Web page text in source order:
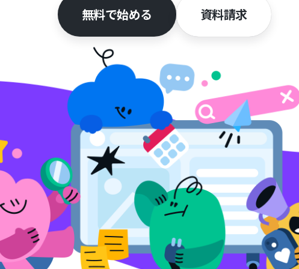
無料で始める 資料請求